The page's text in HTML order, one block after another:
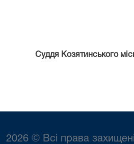
Суддя
2026 © Всі права захищені